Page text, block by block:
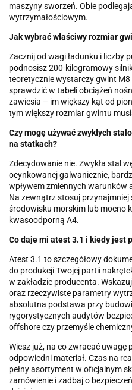
maszyny sworzeń. Obie
wytrzymałościowym.
Jak wybrać właściwy rozmiar
Zacznij od wagi ładunku i liczby
podnosisz 200-kilogramowy
teoretycznie wystarczy gwint
sprawdzić w tabeli obciążeń
zawiesia – im większy kąt od
tym większy rozmiar gwintu
Czy mogę używać zwykłych
na statkach?
Zdecydowanie nie. Zwykła stal
ocynkowanej galwanicznie,
wpływem zmiennych warunków
Na zewnątrz stosuj przynajmniej
środowisku morskim lub mocno
kwasoodporną A4.
Co daje mi atest 3.1 i kiedy jest
Atest 3.1 to szczegółowy
do produkcji Twojej partii
w zakładzie producenta.
oraz rzeczywiste parametry
absolutna podstawa przy
rygorystycznych audytów
offshore czy przemyśle
Wiesz już, na co zwracać uwagę
odpowiedni materiał. Czas na
pełny asortyment w oficjalnym
zamówienie i zadbaj o